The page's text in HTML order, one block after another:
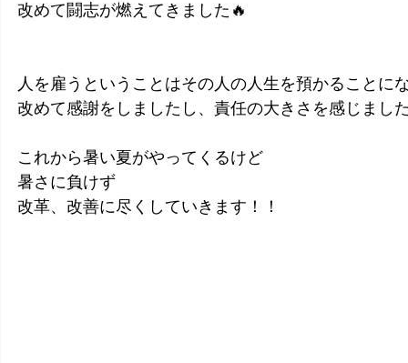
改めて闘志が燃えてきました🔥
人を雇うということはその人の人生を預かることに
改めて感謝をしましたし、責任の大きさを感じまし
これから暑い夏がやってくるけど
暑さに負けず
改革、改善に尽くしていきます！！